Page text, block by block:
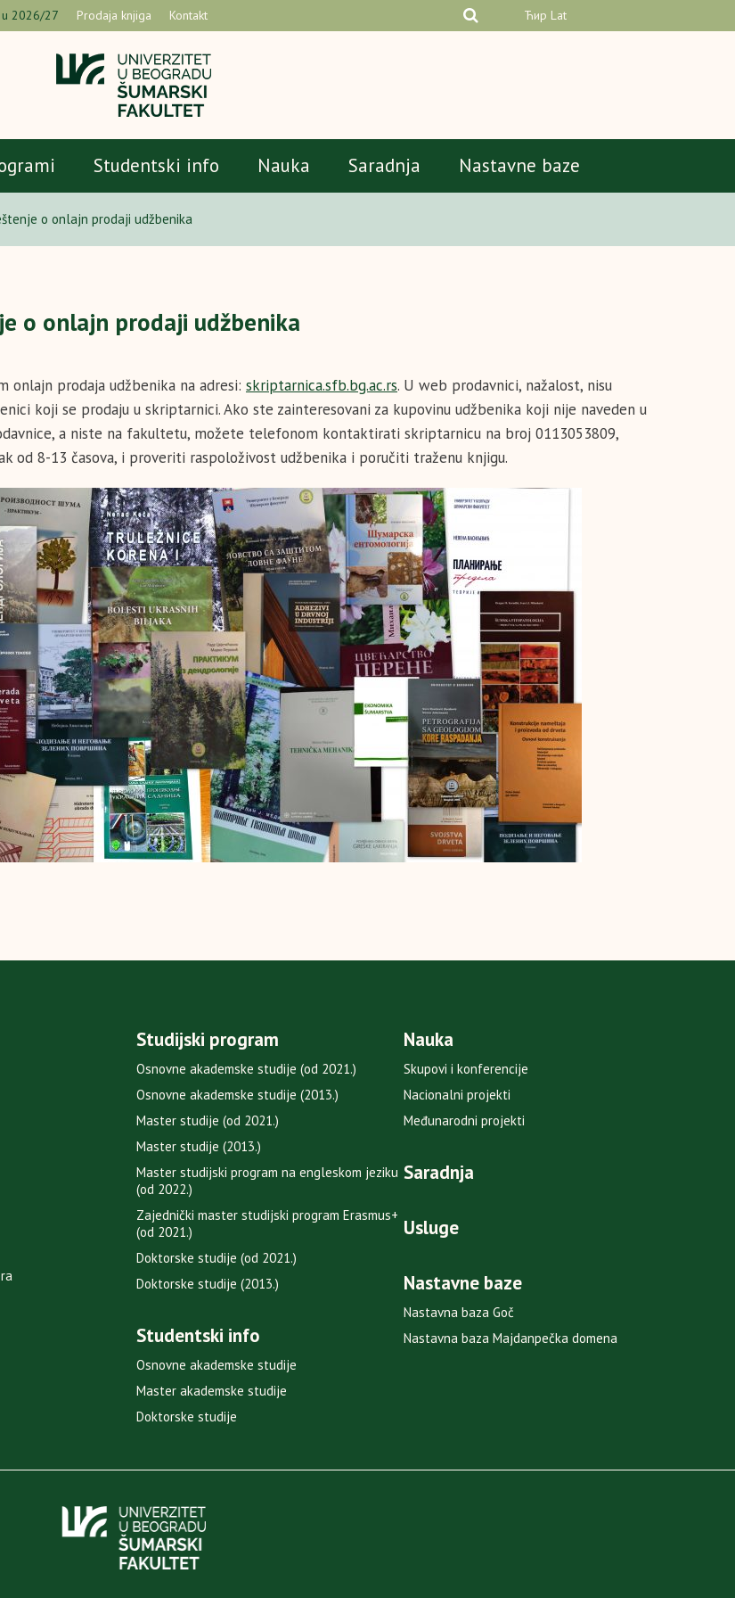
u 2026/27 Prodaja knjiga Kontakt Ћир Lat
Studentski info Nauka Saradnja Nastavne baze
o onlajn prodaji udžbenika
o onlajn prodaji udžbenika
onlajn prodaja udžbenika na adresi: skriptarnica.sfb.bg.ac.rs. U web prodavnici, nažalost, nisu
koji se prodaju u skriptarnici. Ako ste zainteresovani za kupovinu udžbenika koji nije naveden u
a niste na fakultetu, možete telefonom kontaktirati skriptarnicu na broj 0113053809,
od 8-13 časova, i proveriti raspoloživost udžbenika i poručiti traženu knjigu.
Studijski program
Osnovne akademske studije (od 2021.)
Osnovne akademske studije (2013.)
Master studije (od 2021.)
Master studije (2013.)
Master studijski program na engleskom jeziku
(od 2022.)
Zajednički master studijski program Erasmus+
(od 2021.)
Doktorske studije (od 2021.)
Doktorske studije (2013.)
Studentski info
Osnovne akademske studije
Master akademske studije
Doktorske studije
Nauka
Skupovi i konferencije
Nacionalni projekti
Međunarodni projekti
Saradnja
Usluge
Nastavne baze
Nastavna baza Goč
Nastavna baza Majdanpečka domena